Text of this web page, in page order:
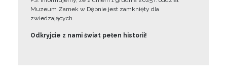
Muzeum Zamek w Dębnie jest zamknięty dla
zwiedzających.
Odkryjcie z nami świat pełen historii!